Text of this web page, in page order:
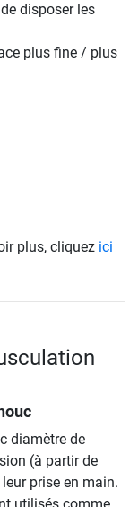
disposer les
plus fine / plus
plus, cliquez ici
diamètre de
(à partir de
prise en main.